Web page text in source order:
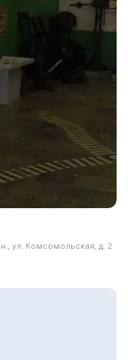
ул. Комсомольская, д. 2